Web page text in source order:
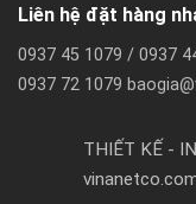
Liên hệ đặt hàng
0937 45 1079 / 0937
0937 72 1079
THIẾT KẾ -